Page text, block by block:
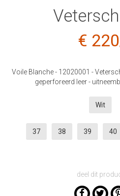
€ 220
Voile Blanche - 12020001 -
geperforeerd leer -
Wit
37 38 39 40
deel dit